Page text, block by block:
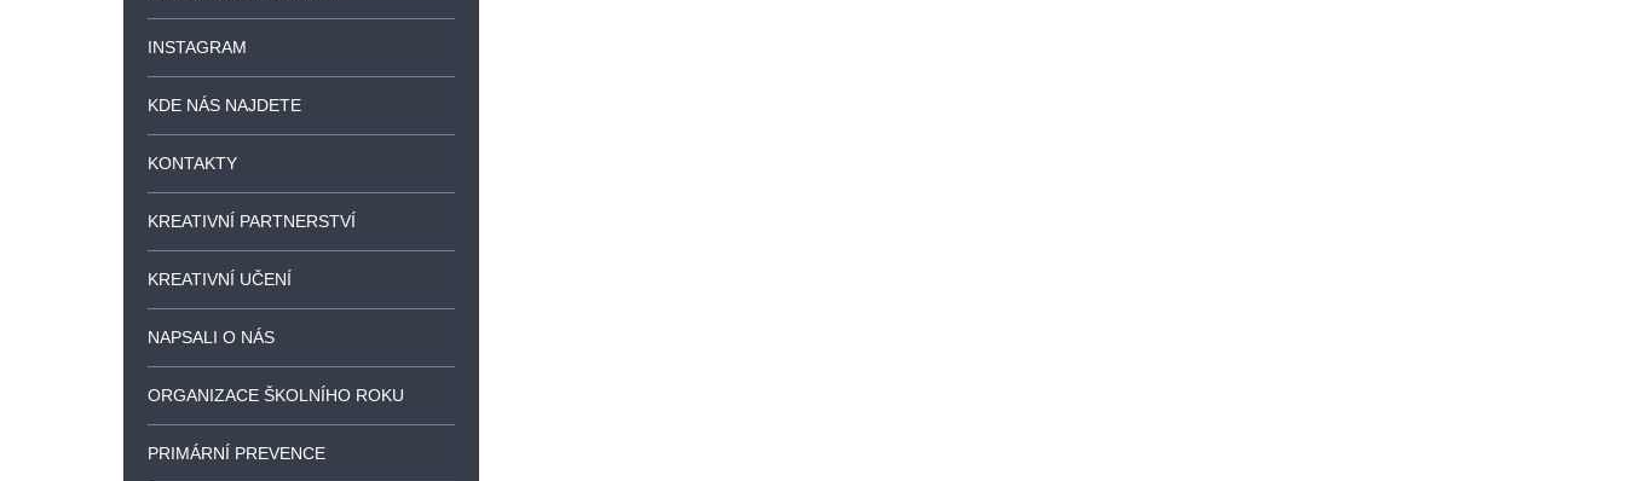
INSTAGRAM
KDE NÁS NAJDETE
KONTAKTY
KREATIVNÍ PARTNERSTVÍ
KREATIVNÍ UČENÍ
NAPSALI O NÁS
ORGANIZACE ŠKOLNÍHO ROKU
PRIMÁRNÍ PREVENCE